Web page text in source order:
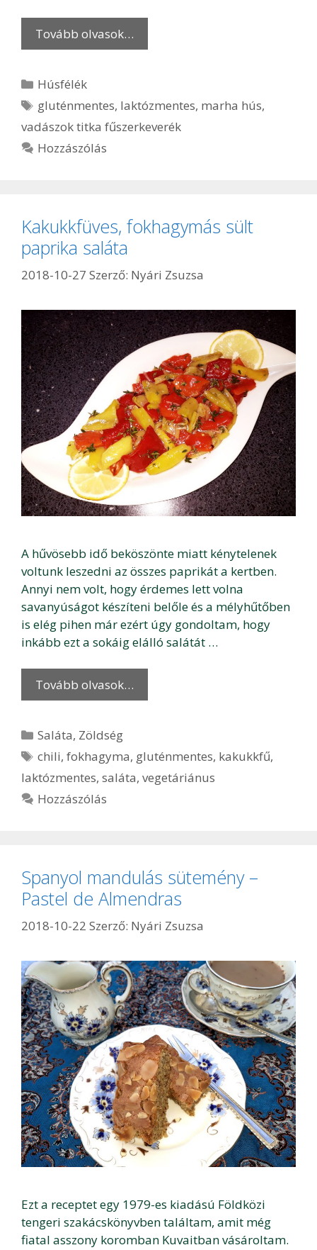
Tovább olvasok…
Kategória
Húsfélék
Címkék
gluténmentes, laktózmentes, marha hús,
vadászok titka fűszerkeverék
Hozzászólás
Kakukkfüves, fokhagymás sült
paprika saláta
2018-10-27 Szerző: Nyári Zsuzsa
A hűvösebb idő beköszönte miatt kénytelenek
voltunk leszedni az összes paprikát a kertben.
Annyi nem volt, hogy érdemes lett volna
savanyúságot készíteni belőle és a mélyhűtőben
is elég pihen már ezért úgy gondoltam, hogy
inkább ezt a sokáig elálló salátát …
Tovább olvasok…
Kategória
Saláta, Zöldség
Címkék
chili,fokhagyma, gluténmentes, kakukkfű,
laktózmentes, saláta, vegetáriánus
Hozzászólás
Spanyol mandulás sütemény –
Pastel de Almendras
2018-10-22 Szerző: Nyári Zsuzsa
Ezt a receptet egy 1979-es kiadású Földközi
tengeri szakácskönyvben találtam, amit még
fiatal asszony koromban Kuvaitban vásároltam.